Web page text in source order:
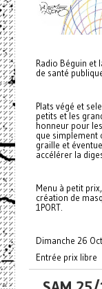
Radio Béguin et
de santé
Plats végé et
petits et les
honneur pour
que simplement
graille et
accélérer la
Menu à petit
création de
1PORT.
Dimanche 26
Entrée prix libre